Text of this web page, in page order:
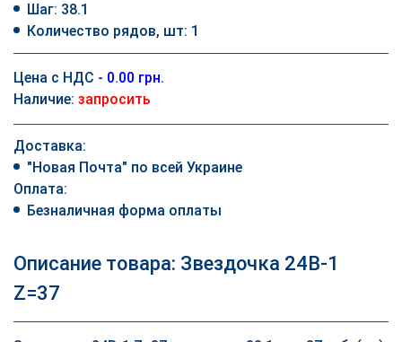
Шаг: 38.1
Количество рядов, шт: 1
Цена с НДС - 0.00 грн.
Наличие: запросить
Доставка:
"Новая Почта" по всей Украине
Оплата:
Безналичная форма оплаты
Описание товара: Звездочка 24B-1
Z=37